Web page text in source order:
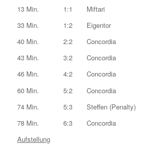
13 Min. 1:1 Miftari
33 Min. 1:2 Eigentor
40 Min. 2:2 Concordia
43 Min. 3:2 Concordia
46 Min. 4:2 Concordia
60 Min. 5:2 Concordia
74 Min. 5:3 Steffen (Penalty)
78 Min. 6:3 Concordia
Aufstellung